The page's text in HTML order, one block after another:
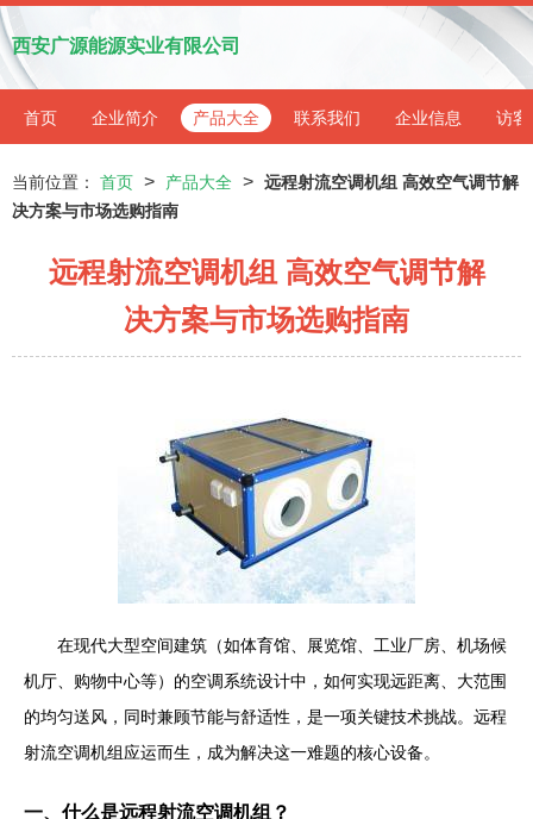
西安广源能源实业有限公司
首页 企业简介 产品大全 联系我们 企业信息 访客
当前位置： 首页 > 产品大全 > 远程射流空调机组 高效空气调节解
决方案与市场选购指南
远程射流空调机组 高效空气调节解
决方案与市场选购指南
在现代大型空间建筑（如体育馆、展览馆、工业厂房、机场候
机厅、购物中心等）的空调系统设计中，如何实现远距离、大范围
的均匀送风，同时兼顾节能与舒适性，是一项关键技术挑战。远程
射流空调机组应运而生，成为解决这一难题的核心设备。
一、什么是远程射流空调机组？